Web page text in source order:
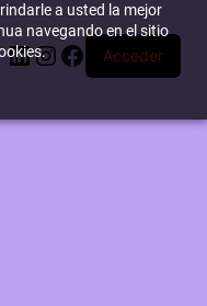
a usted la mejor
navegando en el sitio
LinkedIn
Instagram
Facebook
Acceder